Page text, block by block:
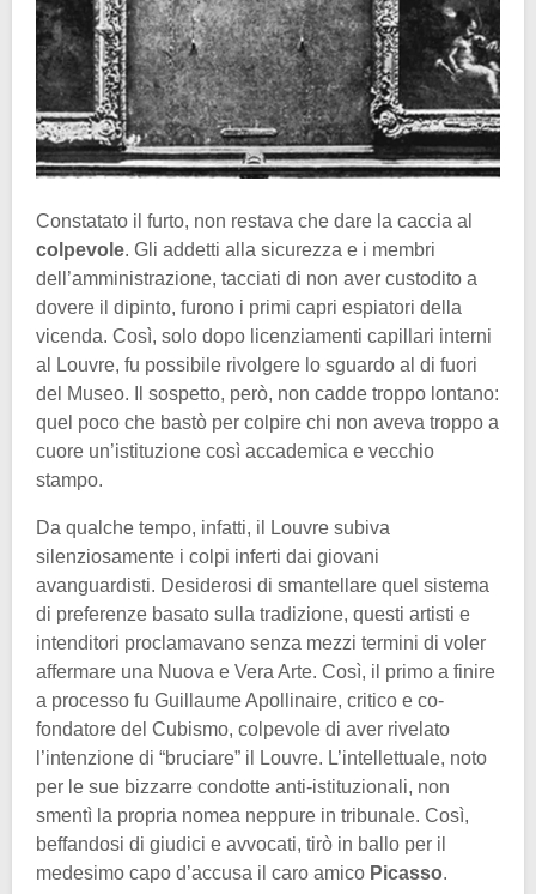
Constatato il furto, non restava che dare la caccia al
colpevole. Gli addetti alla sicurezza e i membri
dell’amministrazione, tacciati di non aver custodito a
dovere il dipinto, furono i primi capri espiatori della
vicenda. Così, solo dopo licenziamenti capillari interni
al Louvre, fu possibile rivolgere lo sguardo al di fuori
del Museo. Il sospetto, però, non cadde troppo lontano:
quel poco che bastò per colpire chi non aveva troppo a
cuore un’istituzione così accademica e vecchio
stampo.
Da qualche tempo, infatti, il Louvre subiva
silenziosamente i colpi inferti dai giovani
avanguardisti. Desiderosi di smantellare quel sistema
di preferenze basato sulla tradizione, questi artisti e
intenditori proclamavano senza mezzi termini di voler
affermare una Nuova e Vera Arte. Così, il primo a finire
a processo fu Guillaume Apollinaire, critico e co-
fondatore del Cubismo, colpevole di aver rivelato
l’intenzione di “bruciare” il Louvre. L’intellettuale, noto
per le sue bizzarre condotte anti-istituzionali, non
smentì la propria nomea neppure in tribunale. Così,
beffandosi di giudici e avvocati, tirò in ballo per il
medesimo capo d’accusa il caro amico Picasso.